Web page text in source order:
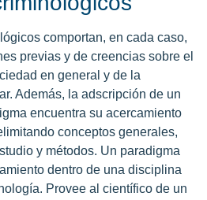
comportan, en cada caso,
previas y de creencias sobre el
en general y de la
Además, la adscripción de un
encuentra su acercamiento
conceptos generales,
y métodos. Un paradigma
dentro de una disciplina
Provee al científico de un